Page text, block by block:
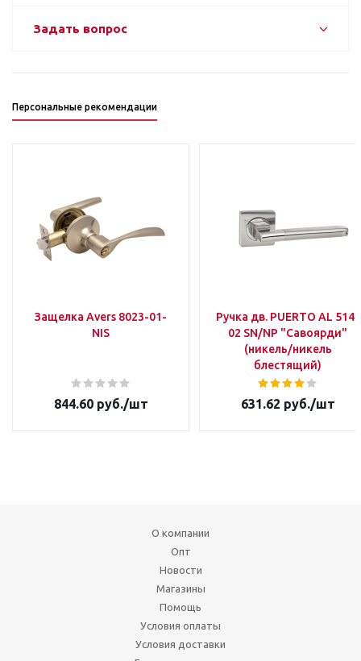
Задать вопрос
Персональные рекомендации
Защелка Avers 8023-01-
NIS
844.60руб./шт
Ручка дв. PUERTO AL 514-
02 SN/NP "Савоярди"
(никель/никель
блестящий)
631.62 руб./шт
О компании
Опт
Новости
Магазины
Помощь
Условия оплаты
Условия доставки